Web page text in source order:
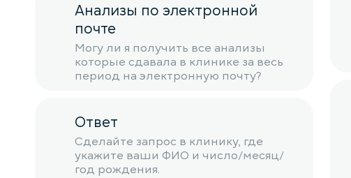
Анализы по электронной
почте
Могу ли я получить все анализы
которые сдавала в клинике за весь
период на электронную почту?
Ответ
Сделайте запрос в клинику, где
укажите ваши ФИО и число/месяц/
год рождения.